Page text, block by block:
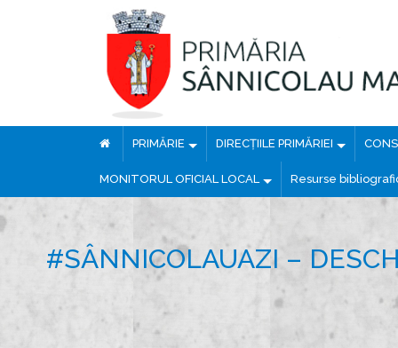
PRIMĂRIE DIRECȚIILE PRIMĂRIEI
MONITORUL OFICIAL LOCAL Resurse
#SÂNNICOLAUAZI –